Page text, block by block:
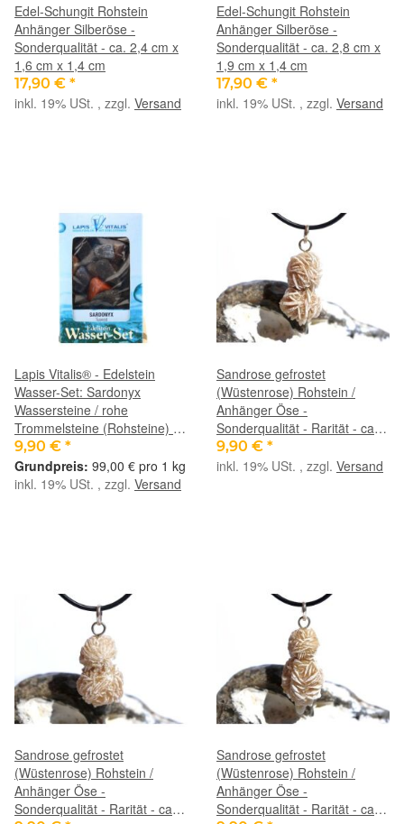
Edel-Schungit Rohstein
Anhänger Silberöse -
Sonderqualität - ca. 2,4 cm x
1,6 cm x 1,4 cm
17,90 € *
inkl. 19% USt. , zzgl. Versand
Edel-Schungit Rohstein
Anhänger Silberöse -
Sonderqualität - ca. 2,8 cm x
1,9 cm x 1,4 cm
17,90 € *
inkl. 19% USt. , zzgl. Versand
Lapis Vitalis® - Edelstein
Wasser-Set: Sardonyx
Wassersteine / rohe
Trommelsteine (Rohsteine) -
ca. 100 g
9,90 € *
99,00 € pro 1 kg
inkl. 19% USt. , zzgl. Versand
Sandrose gefrostet
(Wüstenrose) Rohstein /
Anhänger Öse -
Sonderqualität - Rarität - ca.
3,8 cm x 1,7 cm x 1,5 cm
9,90 € *
inkl. 19% USt. , zzgl. Versand
Sandrose gefrostet
(Wüstenrose) Rohstein /
Anhänger Öse -
Sonderqualität - Rarität - ca.
Sandrose gefrostet
(Wüstenrose) Rohstein /
Anhänger Öse -
Sonderqualität - Rarität - ca.